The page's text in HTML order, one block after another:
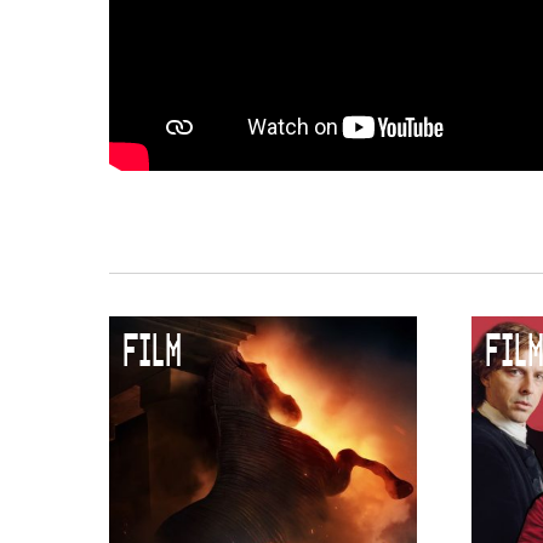
FILM FILM